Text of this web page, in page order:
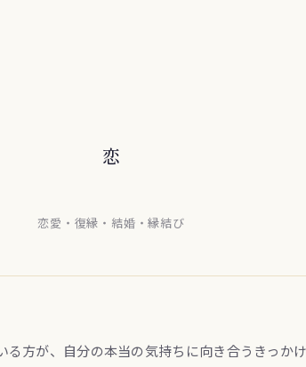
恋
恋愛・復縁・結婚・縁結び
る方が、自分の本当の気持ちに向き合うきっか